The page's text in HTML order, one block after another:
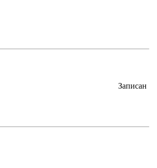
Записан